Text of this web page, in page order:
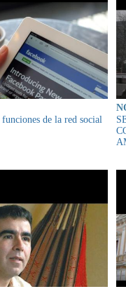
funciones de la red social